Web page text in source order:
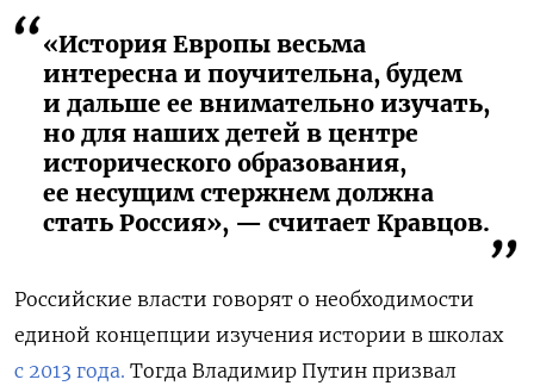
«История Европы весьма
интересна и поучительна, будем
и дальше ее внимательно изучать,
но для наших детей в центре
исторического образования,
ее несущим стержнем должна
стать Россия», — считает Кравцов.
Российские власти говорят о необходимости
единой концепции изучения истории в школах
с 2013 года. Тогда Владимир Путин призвал